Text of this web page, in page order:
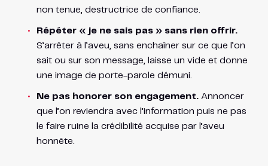
non tenue, destructrice de confiance.
Répéter « je ne sais pas » sans rien offrir.
S’arrêter à l’aveu, sans enchaîner sur ce que l’on
sait ou sur son message, laisse un vide et donne
une image de porte-parole démuni.
Ne pas honorer son engagement.Annoncer
que l’on reviendra avec l’information puis ne pas
le faire ruine la crédibilité acquise par l’aveu
honnête.